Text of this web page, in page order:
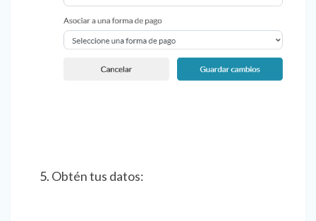
Obtén tus datos: